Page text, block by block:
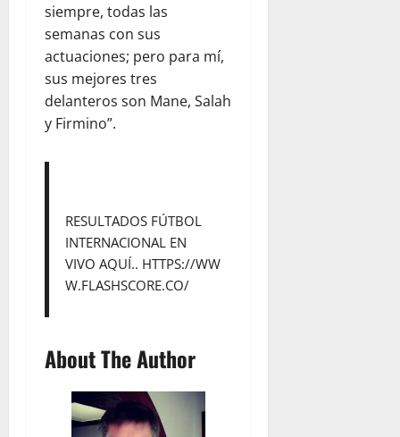
siempre, todas las
semanas con sus
actuaciones; pero para mí,
sus mejores tres
delanteros son Mane, Salah
y Firmino”.
RESULTADOS FÚTBOL
INTERNACIONAL EN
VIVO AQUÍ.. HTTPS://WW
W.FLASHSCORE.CO/
About The Author